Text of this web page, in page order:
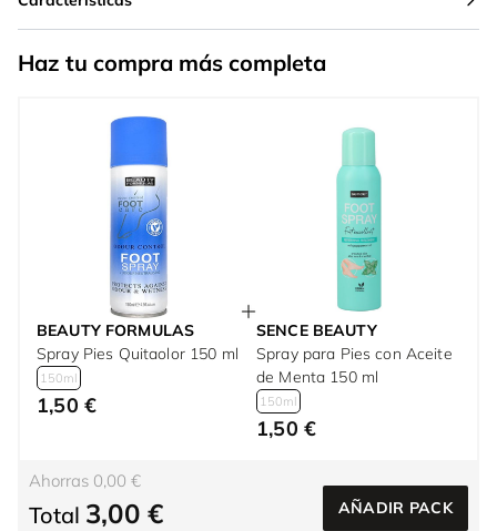
Haz tu compra más completa
BEAUTY FORMULAS
Spray Pies Quitaolor 150 ml
150ml
1,50 €
SENCE BEAUTY
Spray para Pies con Aceite
de Menta 150 ml
150ml
1,50 €
Ahorras 0,00 €
Total 3,00 € AÑADIR PACK